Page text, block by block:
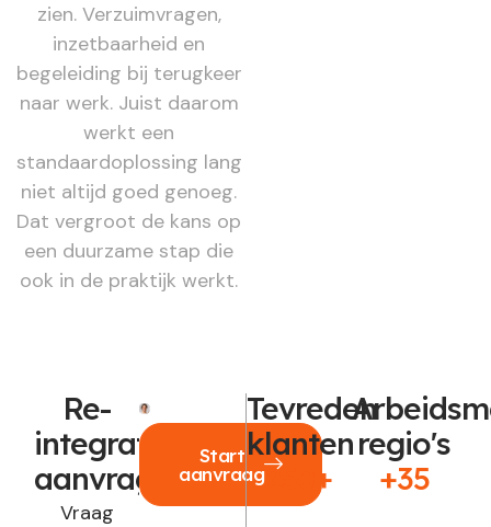
zien. Verzuimvragen,
inzetbaarheid en
begeleiding bij terugkeer
naar werk. Juist daarom
werkt een
standaardoplossing lang
niet altijd goed genoeg.
Dat vergroot de kans op
een duurzame stap die
ook in de praktijk werkt.
Re-
integratie
aanvragen?
Vraag
Start
aanvraag
Tevreden
klanten
250+
regio's
+35